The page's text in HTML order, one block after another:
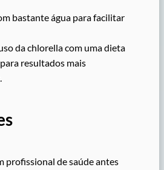
bastante água para facilitar
da chlorella com uma dieta
resultados mais
profissional de saúde antes